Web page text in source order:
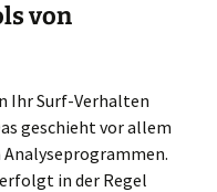
von
Ihr Surf-Verhalten
geschieht vor allem
in der Regel